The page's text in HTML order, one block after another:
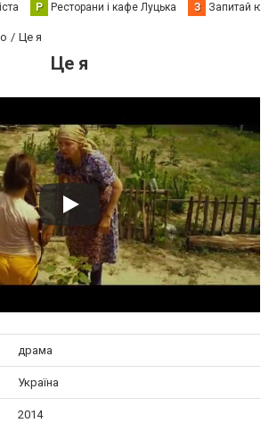
Р Ресторани і кафе Луцька З Запитай
Це я
Це я
драма
Україна
2014